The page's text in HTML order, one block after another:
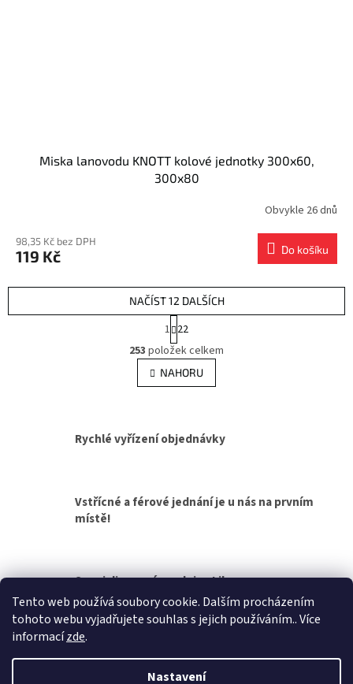
Tento web používá soubory cookie. Dalším procházením
tohoto webu vyjadřujete souhlas s jejich používáním.. Více
informacízde.
Nastavení
Miska lanovodu KNOTT kolové jednotky 300x60,
300x80
Obvykle 26 dnů
98,35 Kč bez DPH
119 Kč Do košíku
O
v
l
á
c
í
k
p
i
s
u
NAČÍST 12 DALŠÍCH
t
r
á
n
k
n
1 22
253 položek celkem
NAHORU
Rychlé vyřízení objednávky
Vstřícné a férové jednání je u nás na prvním
místě!
Specializovaná prodejna Liberec